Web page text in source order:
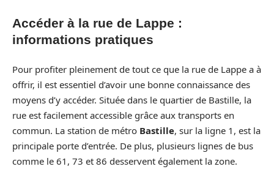
Accéder à la rue de Lappe :
informations pratiques
Pour profiter pleinement de tout ce que la rue de Lappe a à
offrir, il est essentiel d’avoir une bonne connaissance des
moyens d’y accéder. Située dans le quartier de Bastille, la
rue est facilement accessible grâce aux transports en
commun. La station de métro Bastille, sur la ligne 1, est la
principale porte d’entrée. De plus, plusieurs lignes de bus
comme le 61, 73 et 86 desservent également la zone.